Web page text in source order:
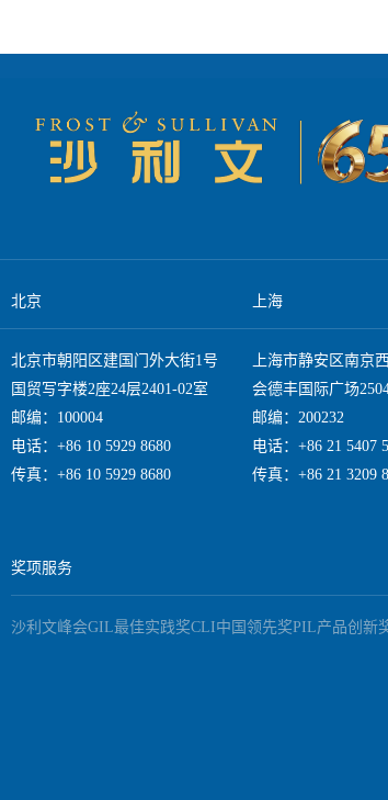
北京 上海
北京市朝阳区建国门外大街1号
国贸写字楼2座24层2401-02室
邮编：100004
电话：+86 10 5929 8680
传真：+86 10 5929 8680
上海市静安区南京
会德丰国际广场
邮编：200232
电话：+86 21 5407
传真：+86 21 3209
奖项服务
沙利文峰会GIL最佳实践奖CLI中国领先奖PIL产品创新